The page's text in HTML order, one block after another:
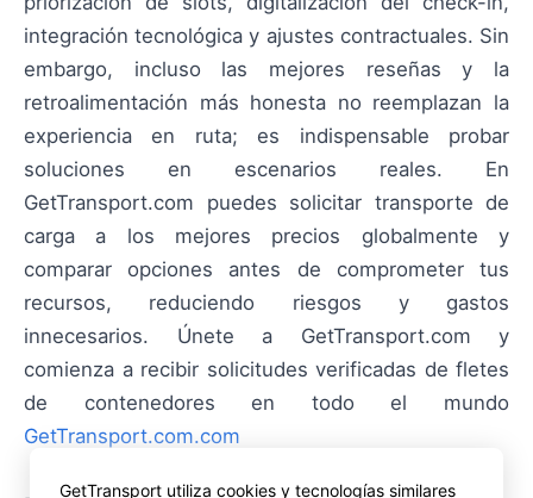
integración tecnológica y ajustes contractuales. Sin
embargo, incluso las mejores reseñas y la
retroalimentación más honesta no reemplazan la
experiencia en ruta; es indispensable probar
soluciones en escenarios reales. En
GetTransport.com puedes solicitar transporte de
carga a los mejores precios globalmente y
comparar opciones antes de comprometer tus
recursos, reduciendo riesgos y gastos
innecesarios. Únete a GetTransport.com y
comienza a recibir solicitudes verificadas de fletes
de contenedores en todo el mundo
GetTransport.com.com
GetTransport utiliza cookies y tecnologías similares